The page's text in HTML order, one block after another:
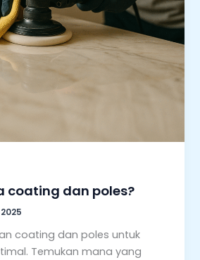
coating dan poles?
coating dan poles untuk
Temukan mana yang